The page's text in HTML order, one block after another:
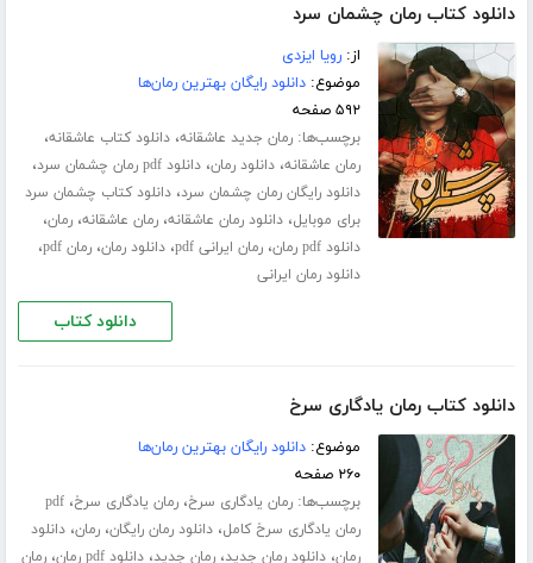
دانلود کتاب رمان چشمان سرد
از:رویا ایزدی
موضوع:دانلود رایگان بهترین رمان‌ها
۵۹۲ صفحه
برچسب‌ها:رمان جدید عاشقانه،دانلود کتاب عاشقانه،
رمان عاشقانه،دانلود رمان،دانلود pdf رمان چشمان سرد ،
دانلود رایگان رمان چشمان سرد،دانلود کتاب چشمان سرد
برای موبایل،دانلود رمان عاشقانه،رمان عاشقانه،رمان،
دانلود pdf رمان ،رمان ایرانی pdf ،دانلود رمان،رمان pdf ،
دانلود رمان ایرانی
دانلود کتاب
دانلود کتاب رمان یادگاری سرخ
موضوع:دانلود رایگان بهترین رمان‌ها
۲۶۰ صفحه
برچسب‌ها:رمان یادگاری سرخ،رمان یادگاری سرخ،pdf
رمان یادگاری سرخ کامل،دانلود رمان رایگان،رمان،دانلود
رمان،دانلود رمان جدید،رمان جدید،دانلود pdf رمان ،رمان